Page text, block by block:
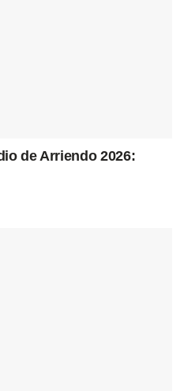
de Arriendo 2026: